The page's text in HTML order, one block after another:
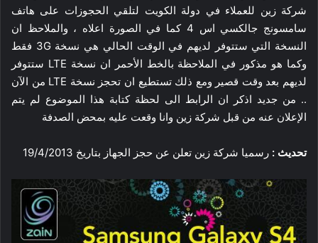
شركة زين للعملاء في دولة الكويت لتلقي الحجوزات على هاتف
سامسونج جالكسي اس 4 كما في الصورة اعلاه ، والملاحظ ان
النسخة التي ستتوفر لديهم في الوقت الحالي هي نسخة 3G فقط
وكما هو مذكور في الملاحظة بالخط الأحمر ان نسخة LTE ستتوفر
لديهم بعد وقت قصير ومع ذلك تستطيع ان تحجز نسخة LTE من الآن
.. من جديد اذكر ان الرابط الى لحظة كتابة هذا الموضوع لم يتم
الإعلان عنه من قبل شركة زين وانا وقعت عليه بمحض الصدفة
تحديث : رسميا شركة زين تعلن عن حجز الجهاز بتاريخ 19/4/2013